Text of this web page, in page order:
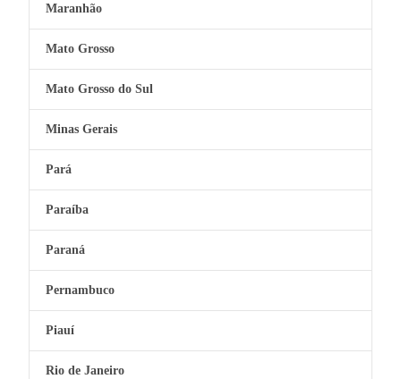
Maranhão
Mato Grosso
Mato Grosso do Sul
Minas Gerais
Pará
Paraíba
Paraná
Pernambuco
Piauí
Rio de Janeiro